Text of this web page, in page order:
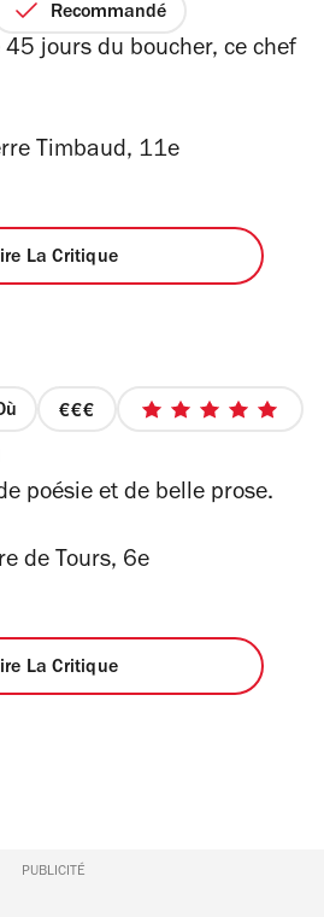
2
sur
Recommandé
jours du boucher, ce chef
Timbaud, 11e
La Critique
prix
sur
5
étoiles
poésie et de belle prose.
de Tours, 6e
La Critique
PUBLICITÉ